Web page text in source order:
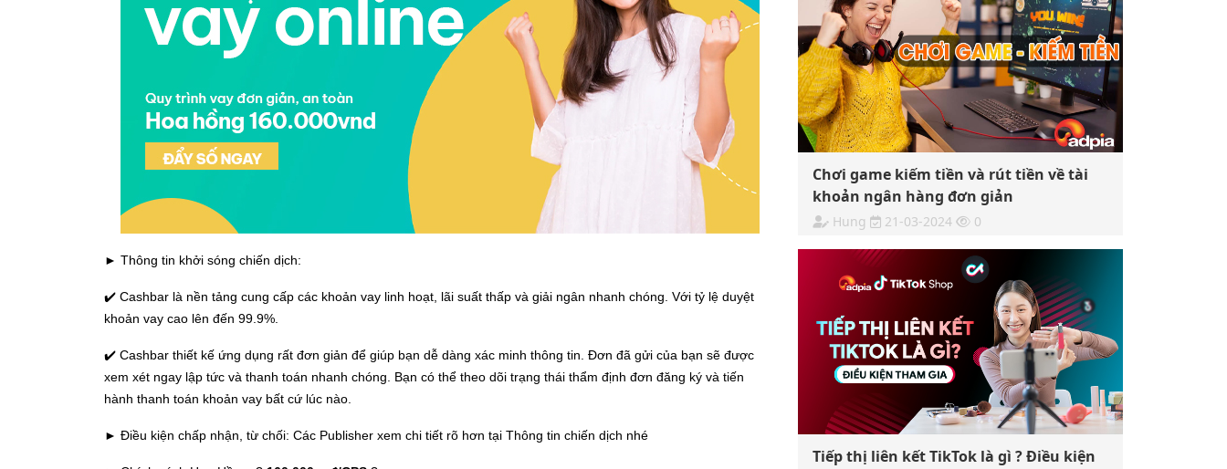
► Thông tin khởi sóng chiến dịch:
✔️ Cashbar là nền tảng cung cấp các khoản vay linh hoạt, lãi suất thấp và giải ngân nhanh chóng. Với tỷ lệ duyệt
khoản vay cao lên đến 99.9%.
✔️ Cashbar thiết kế ứng dụng rất đơn giản để giúp bạn dễ dàng xác minh thông tin. Đơn đã gửi của bạn sẽ được
xem xét ngay lập tức và thanh toán nhanh chóng. Bạn có thể theo dõi trạng thái thẩm định đơn đăng ký và tiến
hành thanh toán khoản vay bất cứ lúc nào.
► Điều kiện chấp nhận, từ chối: Các Publisher xem chi tiết rõ hơn tại Thông tin chiến dịch nhé
Chơi game kiếm tiền và rút tiền về tài
khoản ngân hàng đơn giản
Hung 21-03-2024 0
Tiếp thị liên kết TikTok là gì ? Điều kiện